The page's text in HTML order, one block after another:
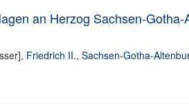
an Herzog Sachsen-
Friedrich II., Sachsen-Gotha-